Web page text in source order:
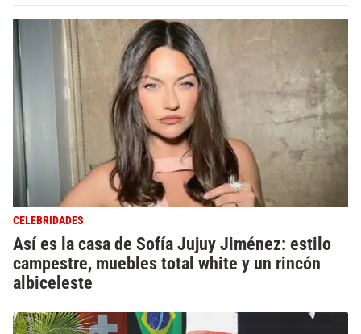
CELEBRIDADES
Así es la casa de Sofía Jujuy Jiménez: estilo
campestre, muebles total white y un rincón
albiceleste